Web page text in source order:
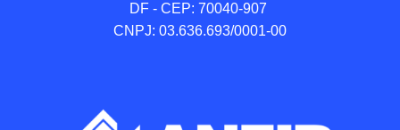
DF - CEP: 70040-907
CNPJ: 03.636.693/0001-00